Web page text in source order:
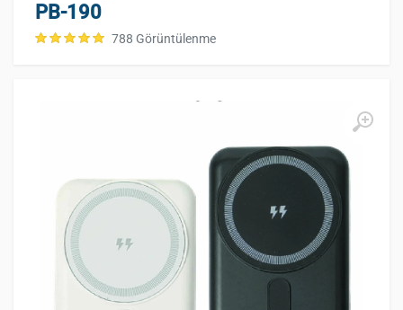
PB-190
788 Görüntülenme